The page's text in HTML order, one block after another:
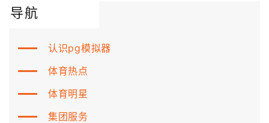
导航
认识pg模拟器
体育热点
体育明星
集团服务